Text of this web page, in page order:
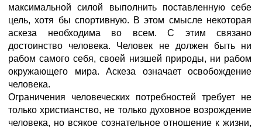
максимальной силой выполнить поставленную себе
цель, хотя бы спортивную. В этом смысле некоторая
аскеза необходима во всем. С этим связано
достоинство человека. Человек не должен быть ни
рабом самого себя, своей низшей природы, ни рабом
окружающего мира. Аскеза означает освобождение
человека.
Ограничения человеческих потребностей требует не
только христианство, не только духовное возрождение
человека, но всякое сознательное отношение к жизни,